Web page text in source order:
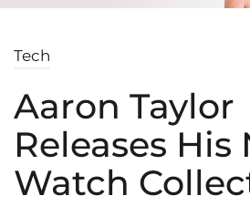
Tech
Aaron Taylor
Releases His
Watch